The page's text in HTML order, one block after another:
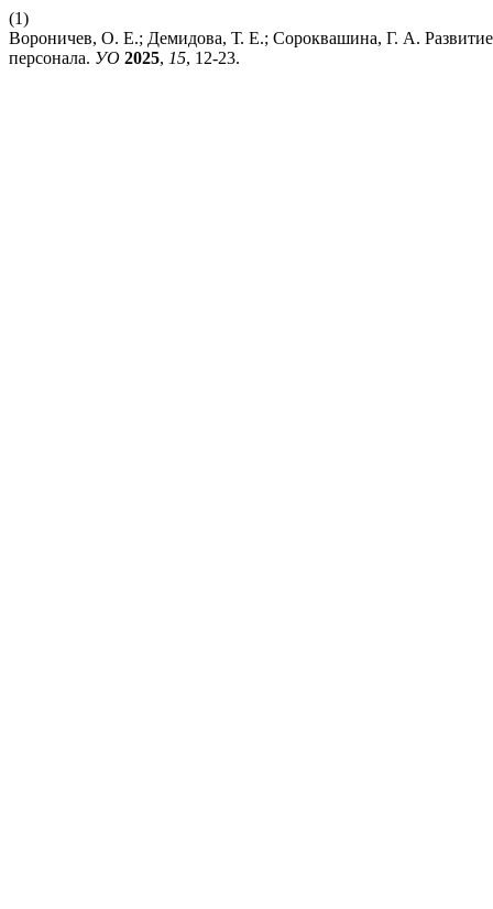
(1)
Вороничев, О. Е.; Демидова, Т. Е.; Сороквашина, Г. А.
персонала. УО 2025, 15, 12-23.